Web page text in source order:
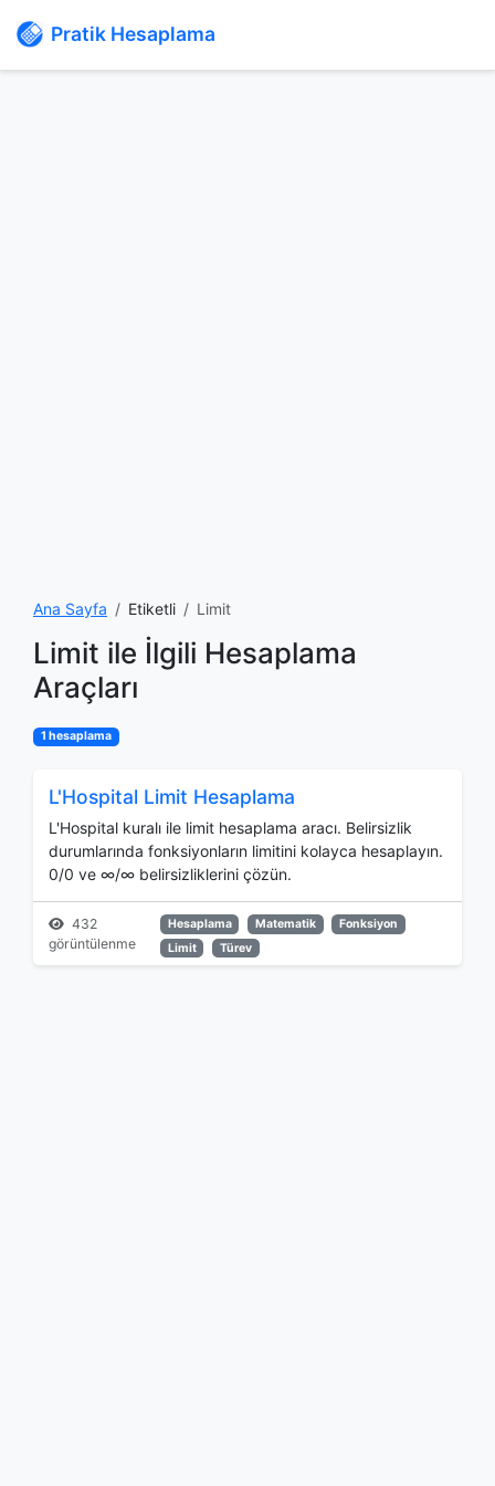
Pratik Hesaplama
Ana Sayfa Etiketli Limit
Limit ile İlgili Hesaplama
Araçları
1 hesaplama
L'Hospital Limit Hesaplama
L'Hospital kuralı ile limit hesaplama aracı. Belirsizlik
durumlarında fonksiyonların limitini kolayca hesaplayın.
0/0 ve ∞/∞ belirsizliklerini çözün.
432
görüntülenme
Hesaplama Matematik
Fonksiyon
Limit
Türev